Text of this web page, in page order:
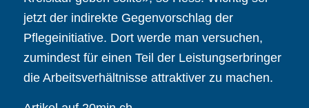
jetzt der indirekte Gegenvorschlag der
Pflegeinitiative. Dort werde man versuchen,
zumindest für einen Teil der Leistungserbringer
die Arbeitsverhältnisse attraktiver zu machen.